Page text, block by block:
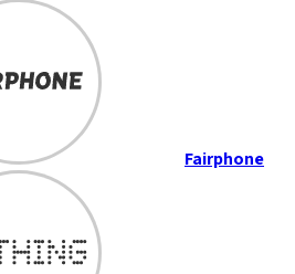
Fairphone